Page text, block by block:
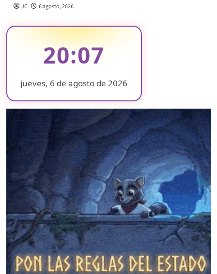
JC 6 agosto, 2026
20:08
jueves, 6 de agosto de 2026
❄
❄
❄ ❄
❄